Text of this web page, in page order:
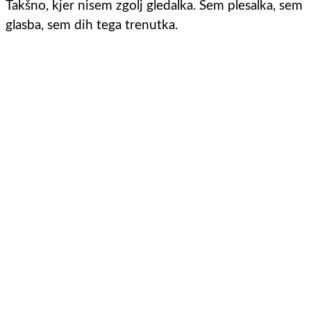
Takšno, kjer nisem zgolj gledalka. Sem plesalka, sem
glasba, sem dih tega trenutka.